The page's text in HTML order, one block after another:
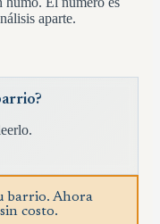
aparte.
barrio. Ahora
costo.